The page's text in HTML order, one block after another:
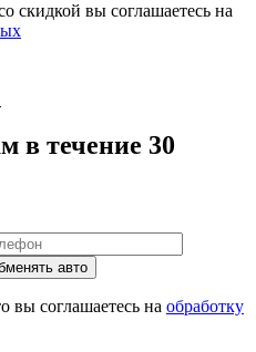
скидкой вы соглашаетесь на
в течение 30
авто
вы соглашаетесь на обработку